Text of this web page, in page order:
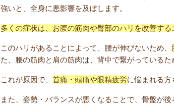
強いと、全身に悪影響を及ぼします。
多くの症状は、お腹の筋肉や臀部のハリを改善する
このハリがあることによって、腰が伸びないため、
た、腰の筋肉と肩の筋肉は、背中で繋がっているた
これが原因で、 首痛・頭痛や眼精疲労に悩まれる方
また、姿勢・バランスが悪くなることで、骨盤が